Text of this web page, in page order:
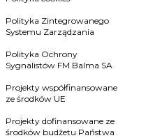
Polityka Zintegrowanego
Systemu Zarządzania
Polityka Ochrony
Sygnalistów FM Balma SA
Projekty współfinansowane
ze środków UE
Projekty dofinansowane ze
środków budżetu Państwa